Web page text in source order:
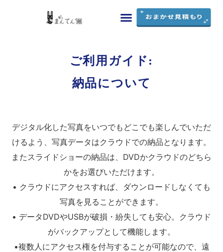
ご利用ガイド:
納品について
デジタル化した写真をいつでもどこでも楽しんでいただ
けるよう、写真データはクラウドでの納品となります。
またスライドショーの納品は、DVDかクラウドのどちら
かをお選びいただけます。
• クラウドにアクセスすれば、ダウンロードしなくても
写真を見ることができます。
• データDVDやUSBが破損・紛失しても安心。クラウド
がバックアップとして機能します。
•複数人にアクセス権を付与することが可能なので、遠